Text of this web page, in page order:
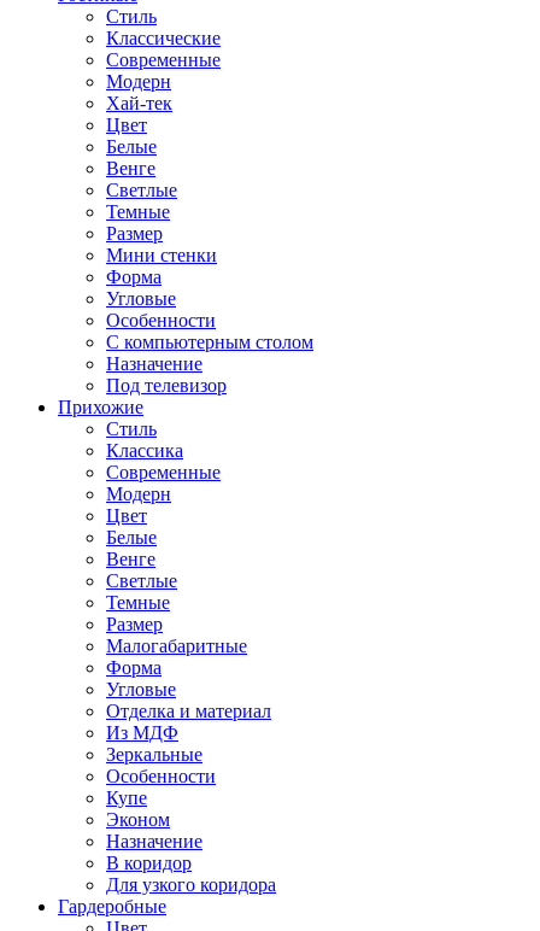
Стиль
Классические
Современные
Модерн
Хай-тек
Цвет
Белые
Венге
Светлые
Темные
Размер
Мини стенки
Форма
Угловые
Особенности
С компьютерным столом
Назначение
Под телевизор
Прихожие
Стиль
Классика
Современные
Модерн
Цвет
Белые
Венге
Светлые
Темные
Размер
Малогабаритные
Форма
Угловые
Отделка и материал
Из МДФ
Зеркальные
Особенности
Купе
Эконом
Назначение
В коридор
Для узкого коридора
Гардеробные